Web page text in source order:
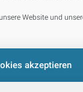
Website und
akzeptieren